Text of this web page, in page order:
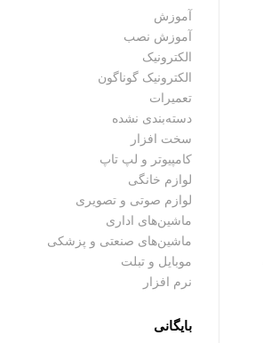
آموزش
آموزش نصب
الکترونیک
الکترونیک گوناگون
تعمیرات
دسته‌بندی نشده
سخت افزار
کامپیوتر و لپ تاپ
لوازم خانگی
لوازم صوتی و تصویری
ماشین‌های اداری
ماشین‌های صنعتی و پزشکی
موبایل و تبلت
نرم افزار
بایگانی